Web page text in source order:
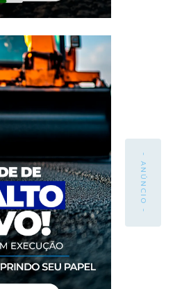
- ANÚNCIO -